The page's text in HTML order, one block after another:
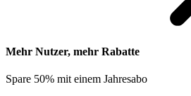
Mehr Nutzer, mehr Rabatte
Spare 50% mit einem Jahresabo